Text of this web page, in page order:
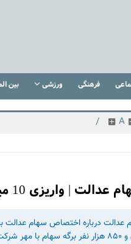
فرهنگی ورزشی بین
A
/
برای دهک پایین درآمدی
عدالت درباره اختصاص سهام